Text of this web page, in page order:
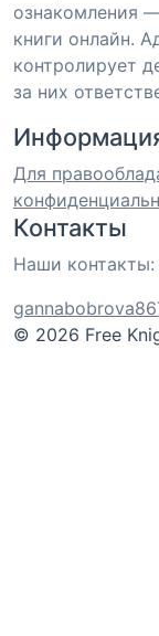
ознакомления
книги онлайн.
контролирует
за них
Для
Контакты
Наши контакты:
© 2026 Free